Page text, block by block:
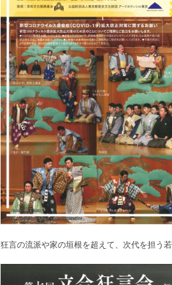
狂言の流派や家の垣根を超えて、次代を担う